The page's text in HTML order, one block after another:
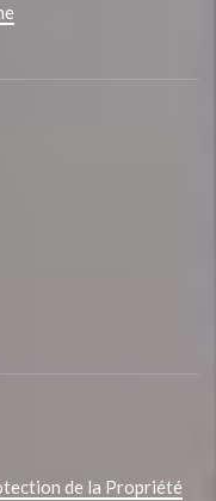
de la Propriété